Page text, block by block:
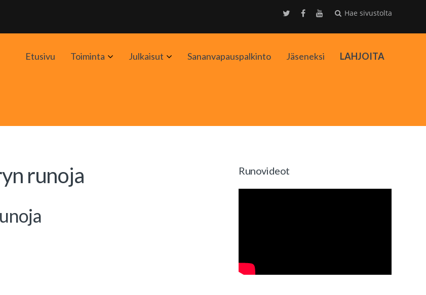
Hae sivustolta
Etusivu Toiminta AvaaJulkaisut AvaaSananvapauspalkinto Jäseneksi LAHJOITA
runoja Runovideot